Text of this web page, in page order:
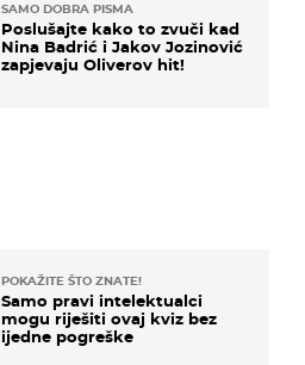
SAMO DOBRA PISMA
Poslušajte kako to zvuči kad
Nina Badrić i Jakov Jozinović
zapjevaju Oliverov hit!
POKAŽITE ŠTO ZNATE!
Samo pravi intelektualci
mogu riješiti ovaj kviz bez
ijedne pogreške